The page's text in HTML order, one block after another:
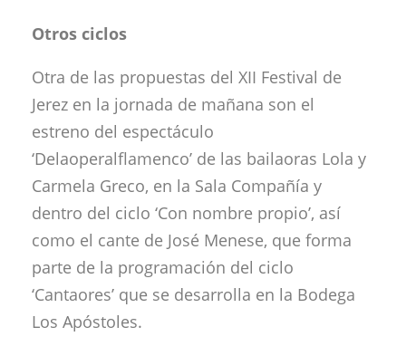
Otros ciclos
Otra de las propuestas del XII Festival de
Jerez en la jornada de mañana son el
estreno del espectáculo
‘Delaoperalflamenco’ de las bailaoras Lola y
Carmela Greco, en la Sala Compañía y
dentro del ciclo ‘Con nombre propio’, así
como el cante de José Menese, que forma
parte de la programación del ciclo
‘Cantaores’ que se desarrolla en la Bodega
Los Apóstoles.